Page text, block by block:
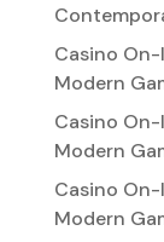
Casino
Modern
Casino
Modern
Casino
Modern